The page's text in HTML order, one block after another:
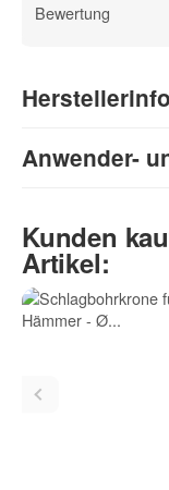
Bewertung
Anwender-
Kunden
Artikel: